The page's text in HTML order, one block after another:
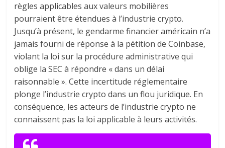
règles applicables aux valeurs mobilières
pourraient être étendues à l’industrie crypto.
Jusqu’à présent, le gendarme financier américain n’a
jamais fourni de réponse à la pétition de Coinbase,
violant la loi sur la procédure administrative qui
oblige la SEC à répondre « dans un délai
raisonnable ». Cette incertitude réglementaire
plonge l’industrie crypto dans un flou juridique. En
conséquence, les acteurs de l’industrie crypto ne
connaissent pas la loi applicable à leurs activités.